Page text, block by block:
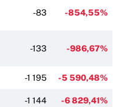
-83 -854,55%
-133 -986,67%
-1 195 -5 590,48%
-1 144 -6 829,41%